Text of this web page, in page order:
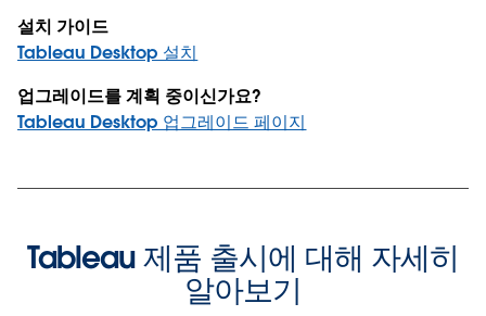
설치 가이드
Tableau Desktop 설치
업그레이드를 계획 중이신가요?
Tableau Desktop 업그레이드 페이지
Tableau 제품 출시에 대해 자세히
알아보기